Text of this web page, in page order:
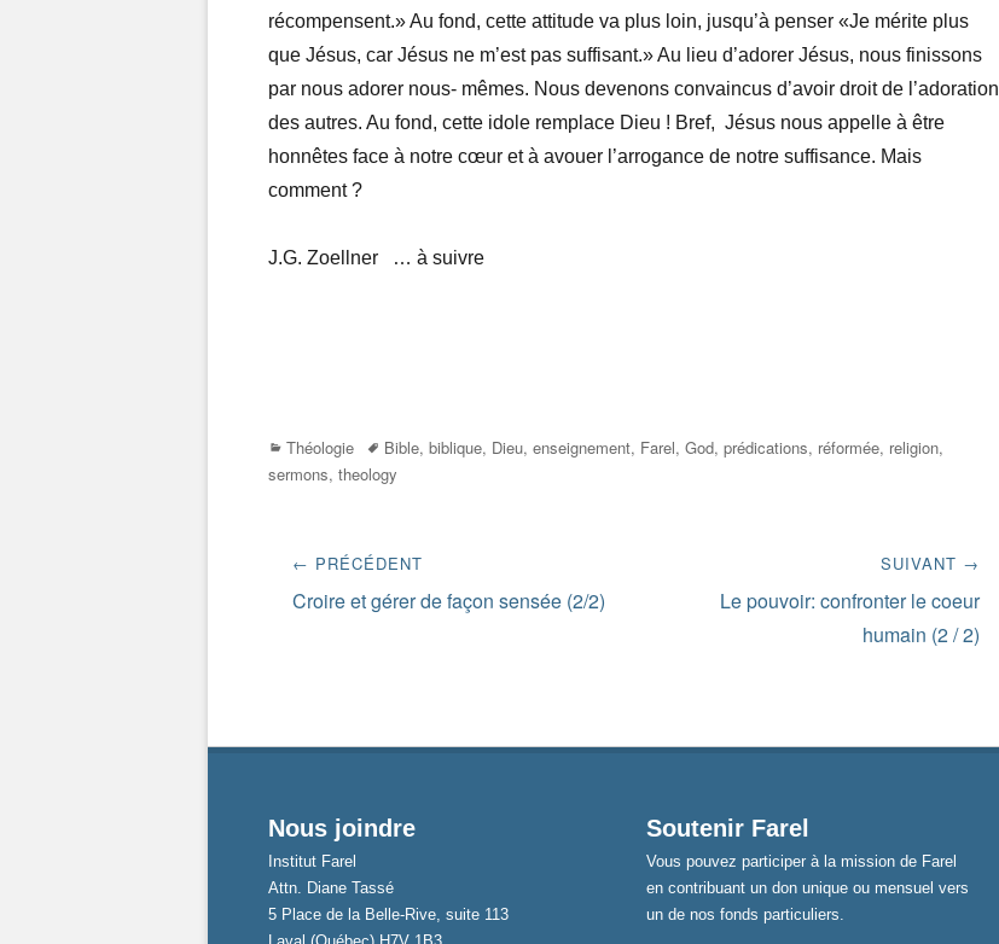
récompensent.» Au fond, cette attitude va plus loin, jusqu’à penser «Je mérite plus
que Jésus, car Jésus ne m’est pas suffisant.» Au lieu d’adorer Jésus, nous finissons
par nous adorer nous- mêmes. Nous devenons convaincus d’avoir droit de l’adoration
des autres. Au fond, cette idole remplace Dieu ! Bref, Jésus nous appelle à être
honnêtes face à notre cœur et à avouer l’arrogance de notre suffisance. Mais
comment ?
J.G. Zoellner … à suivre
Categories
Théologie TagsBible, biblique, Dieu, enseignement, Farel, God, prédications, réformée, religion,
sermons, theology
Navigation
de
← PRÉCÉDENT
Previous
Croire et gérer de façon sensée (2/2)
SUIVANT →
Le pouvoir: confronter le coeur
humain (2 / 2)
Nous joindre
Institut Farel
Attn. Diane Tassé
5 Place de la Belle-Rive, suite 113
Soutenir Farel
Vous pouvez participer à la mission de Farel
en contribuant un don unique ou mensuel vers
un de nos fonds particuliers.